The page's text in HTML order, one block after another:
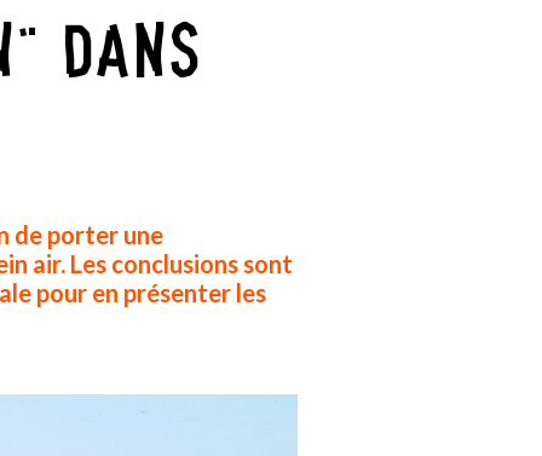
DANS
de porter une
air. Les conclusions sont
pour en présenter les